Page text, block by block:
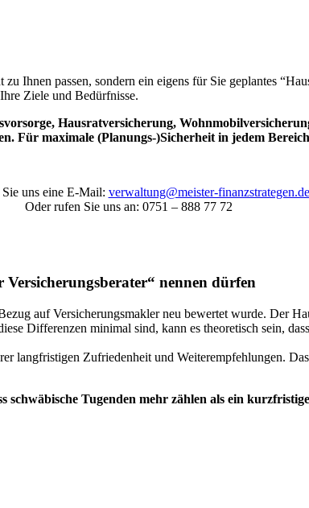
Ihnen passen, sondern ein eigens für Sie geplantes
Ziele und Bedürfnisse.
Hausratversicherung,
Für maximale (Planungs-)Sicherheit in jedem
Sie uns eine E-Mail: verwaltung@meister-finanzstrategen.de
Oder rufen Sie uns an: 0751 – 888 77 72
nennen dürfen
auf Versicherungsmakler neu bewertet wurde. Der
Differenzen minimal sind, kann es theoretisch sein,
langfristigen Zufriedenheit und Weiterempfehlungen.
Tugenden mehr zählen als ein